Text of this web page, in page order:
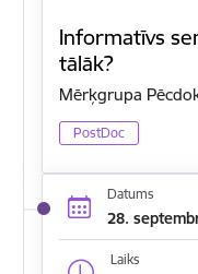
Informatīvs
tālāk?
Mērķgrupa
PostDoc
Datums
28.
Laiks